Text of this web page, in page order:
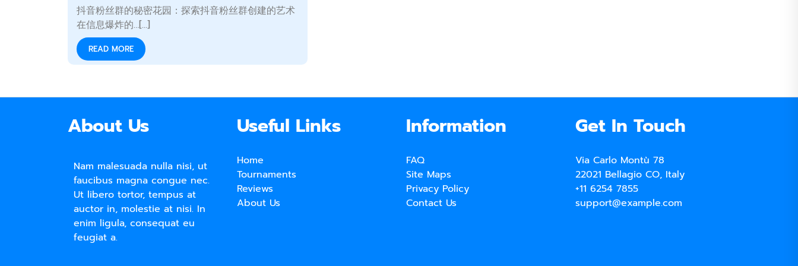
抖音粉丝群的秘密花园：探索抖音粉丝群创建的艺术
在信息爆炸的…[...]
READ MORE
About Us
Nam malesuada nulla nisi, ut
faucibus magna congue nec.
Ut libero tortor, tempus at
auctor in, molestie at nisi. In
enim ligula, consequat eu
feugiat a.
Useful Links
Home
Tournaments
Reviews
About Us
Information
FAQ
Site Maps
Privacy Policy
Contact Us
Get In Touch
Via Carlo Montù 78
22021 Bellagio CO, Italy
+11 6254 7855
support@example.com